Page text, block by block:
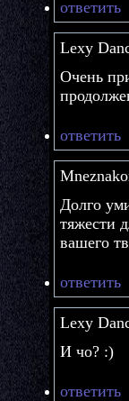
ответить
Lexy
Очень
ответить
Долго
тяжести
вашего
ответить
Lexy
И чо? :)
ответить